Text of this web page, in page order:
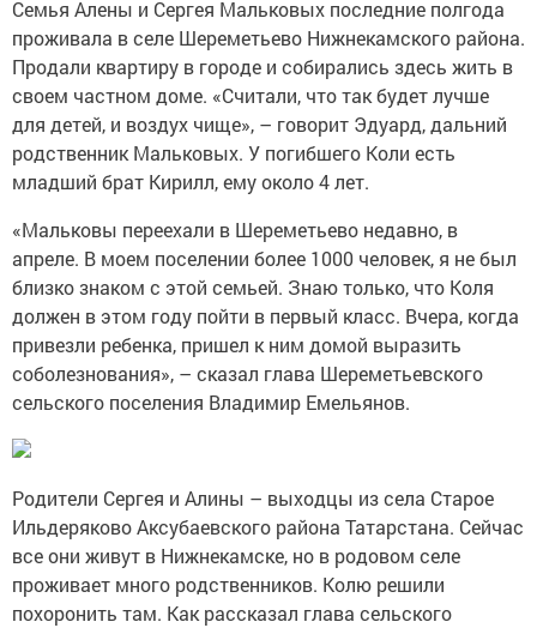
Семья Алены и Сергея Мальковых последние полгода
проживала в селе Шереметьево Нижнекамского района.
Продали квартиру в городе и собирались здесь жить в
своем частном доме. «Считали, что так будет лучше
для детей, и воздух чище», – говорит Эдуард, дальний
родственник Мальковых. У погибшего Коли есть
младший брат Кирилл, ему около 4 лет.
«Мальковы переехали в Шереметьево недавно, в
апреле. В моем поселении более 1000 человек, я не был
близко знаком с этой семьей. Знаю только, что Коля
должен в этом году пойти в первый класс. Вчера, когда
привезли ребенка, пришел к ним домой выразить
соболезнования», – сказал глава Шереметьевского
сельского поселения Владимир Емельянов.
Родители Сергея и Алины – выходцы из села Старое
Ильдеряково Аксубаевского района Татарстана. Сейчас
все они живут в Нижнекамске, но в родовом селе
проживает много родственников. Колю решили
похоронить там. Как рассказал глава сельского